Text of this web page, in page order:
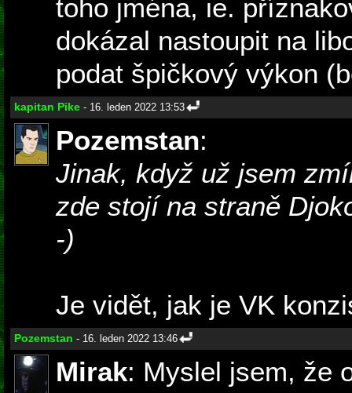
toho jména, ie.
dokázal nastoupit na
podat špičkový výkon
kapitan Pike - 16. leden 2022 13:53
Pozemstan:
Jinak, když už jsem
zde stojí na straně
-)
Je vidět, jak je VK
Pozemstan - 16. leden 2022 13:46
Mirak: Myslel jsem, že